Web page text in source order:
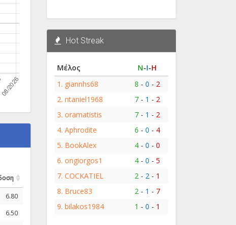
6.80
6.50
Hot Streak
Μέλος Ν-Ι-Η
1. giannhs68 8 - 0 - 2
2. ntaniel1968 7- 1 - 2
3. oramatistis 7- 1 - 2
4. Aphrodite 6 - 0 - 4
5. BookAlex 4- 0 - 0
6. ongiorgos1 4- 0 - 5
7. COCKATIEL 2- 2- 1
8. Bruce83 2- 1 - 7
9. bilakos1984 1 - 0 - 1